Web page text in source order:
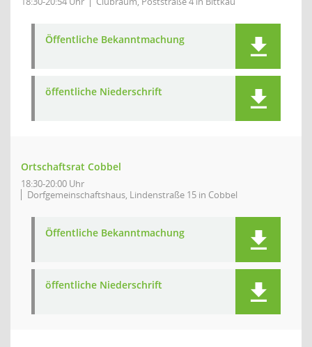
Öffentliche Bekanntmachung
öffentliche Niederschrift
Ortschaftsrat Cobbel
18:30-20:00 Uhr
Dorfgemeinschaftshaus, Lindenstraße 15 in Cobbel
Öffentliche Bekanntmachung
öffentliche Niederschrift